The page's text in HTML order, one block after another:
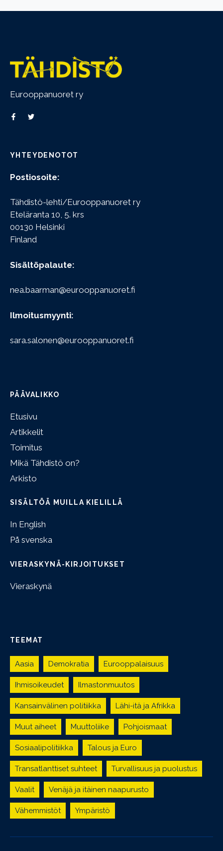
Eurooppanuoret ry
YHTEYDENOTOT
Postiosoite:
Tähdistö-lehti/Eurooppanuoret ry
Eteläranta 10, 5. krs
00130 Helsinki
Finland
Sisältöpalaute:
nea.baarman@eurooppanuoret.fi
Ilmoitusmyynti:
sara.salonen@eurooppanuoret.fi
PÄÄVALIKKO
Etusivu
Artikkelit
Toimitus
Mikä Tähdistö on?
Arkisto
SISÄLTÖÄ MUILLA KIELILLÄ
In English
På svenska
VIERASKYNÄ-KIRJOITUKSET
Vieraskynä
TEEMAT
Aasia Demokratia Eurooppalaisuus
Ihmisoikeudet Ilmastonmuutos
Kansainvälinen politiikka Lähi-itä ja Afrikka
Muut aiheet Muuttoliike Pohjoismaat
Sosiaalipolitiikka Talous ja Euro
Transatlanttiset suhteet Turvallisuus ja puolustus
Vaalit Venäjä ja itäinen naapurusto
Vähemmistöt Ympäristö